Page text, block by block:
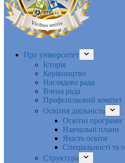
Про університет
Історія
Керівництво
Наглядова рада
Вчена рада
Профспілковий комітет
Освітня діяльність
Освітні програми
Навчальні плани
Якість освіти
Спеціальності та
Структура